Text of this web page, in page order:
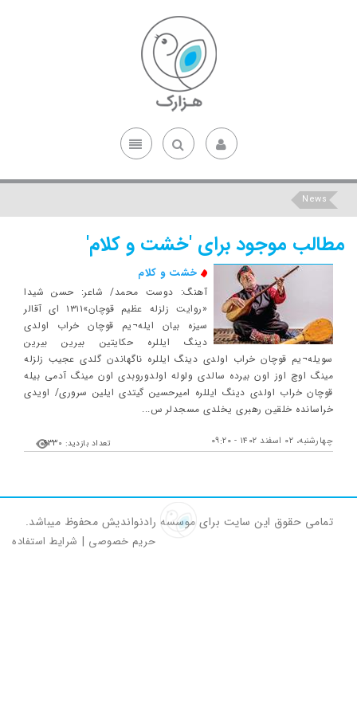
News
مطالب موجود برای 'خشت و کلام'
خشت و کلام
آهنگ: دوست محمد/ شاعر: حسن شيدا
«روايت زلزله عظيم قوچان»۱۳۱۱ ای آقالر
سيزه بيان ايله¬يم قوچان خراب اولدی
دينگ ايللره حکايتين بيرين بيرين
سويله¬يم قوچان خراب اولدی دينگ ايللره ناگهاندن گلدی عجيب زلزله
مينگ اوچ اوز اون بيرده سالدی ولوله اولدوروبدی اون مينگ آدمی بيله
قوچان خراب اولدی دينگ ايللره اميرحسين گيتدی ايلين سروری/ اويدی
خراسانده خلقين رهبری يخلدی مسجدلر س...
چهارشنبه، ۰۲ اسفند ۱۴۰۲ - ۰۹:۲۰ تعداد بازدید: 6330
تمامی حقوق این سایت برای موسسه رادنواندیش محفوظ میباشد.
حریم خصوصی | شرایط استفاده